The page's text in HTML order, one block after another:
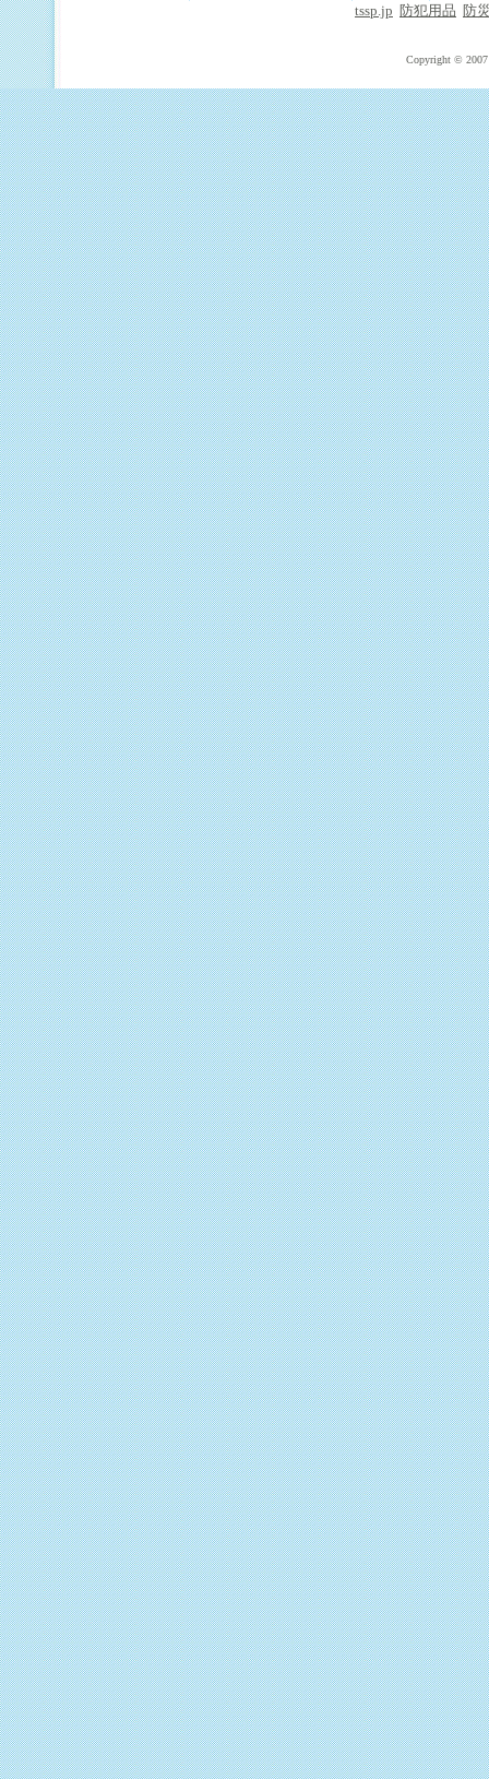
tssp.jp 防犯用品 防
Copyright © 2007